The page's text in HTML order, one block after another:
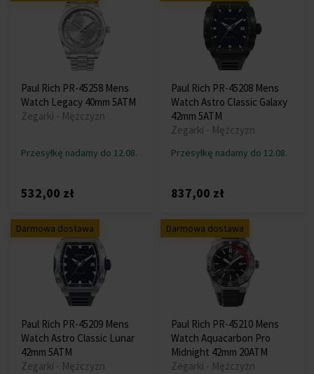
Paul Rich PR-45258 Mens
Watch Legacy 40mm 5ATM
Zegarki - Mężczyzn
Przesyłkę nadamy do 12.08.
532,00 zł
Paul Rich PR-45208 Mens
Watch Astro Classic Galaxy
42mm 5ATM
Zegarki - Mężczyzn
Przesyłkę nadamy do 12.08.
837,00 zł
Darmowa dostawa
Paul Rich PR-45209 Mens
Watch Astro Classic Lunar
42mm 5ATM
Zegarki - Mężczyzn
Darmowa dostawa
Paul Rich PR-45210 Mens
Watch Aquacarbon Pro
Midnight 42mm 20ATM
Zegarki - Mężczyzn